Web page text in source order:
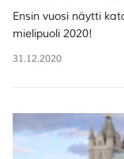
Ensin vuosi näytti
mielipuoli 2020!
31.12.2020